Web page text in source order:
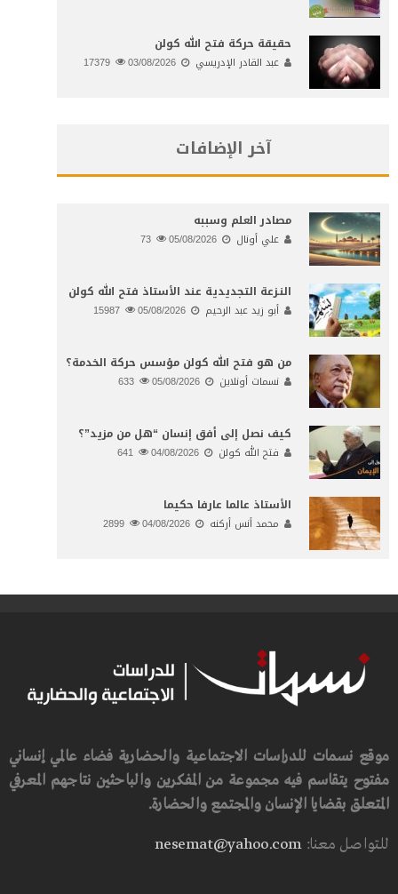
حقيقة حركة فتح الله كولن
عبد القادر الإدريسي 03/08/2026
آخر الإضافات
مصادر العلم وسببه
علي أونال 05/08/2026
النـزعة التجديدية عند الأستاذ فتح الله كولن
أبو زيد عبد الرحيم 05/08/2026
من هو فتح الله كولن مؤسس حركة الخدمة؟
نسمات أونلاين 05/08/2026
كيف نصل إلى أفق إنسان “هل من مزيد”؟
فتح الله كولن 04/08/2026
الأستاذ عالما عارفا حكيما
محمد أنس أركنه 04/08/2026
موقع نسمات للدراسات الاجتماعية والحضارية فضاء عالمي إنساني
مفتوح يتقاسم فيه مجموعة من المفكرين والباحثين نتاجهم المعرفي
المتعلق بقضايا الإنسان والمجتمع والحضارة.
للتواصل معنا:nesemat@yahoo.com